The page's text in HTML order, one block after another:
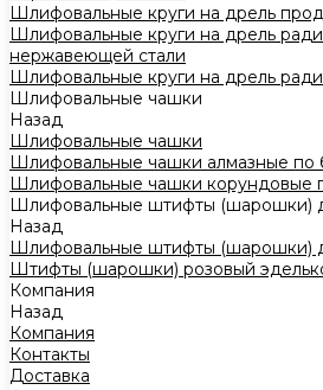
Шлифовальные круги на дрель
Шлифовальные круги на дрель
нержавеющей стали
Шлифовальные круги на дрель
Шлифовальные чашки
Назад
Шлифовальные чашки
Шлифовальные чашки алмазные по
Шлифовальные чашки корундовые
Шлифовальные штифты (шарошки)
Назад
Шлифовальные штифты (шарошки)
Штифты (шарошки) розовый
Компания
Назад
Компания
Контакты
Доставка